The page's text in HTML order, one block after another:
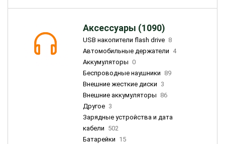
Аксессуары (1090)
USB накопители flash drive 8
Автомобильные держатели 4
Аккумуляторы 0
Беспроводные наушники 89
Внешние жесткие диски 3
Внешние аккумуляторы 86
Другое 3
Зарядные устройства и дата
кабели 502
Батарейки 15